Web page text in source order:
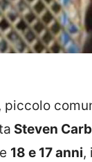
, piccolo
Steven
18 e 17 anni,